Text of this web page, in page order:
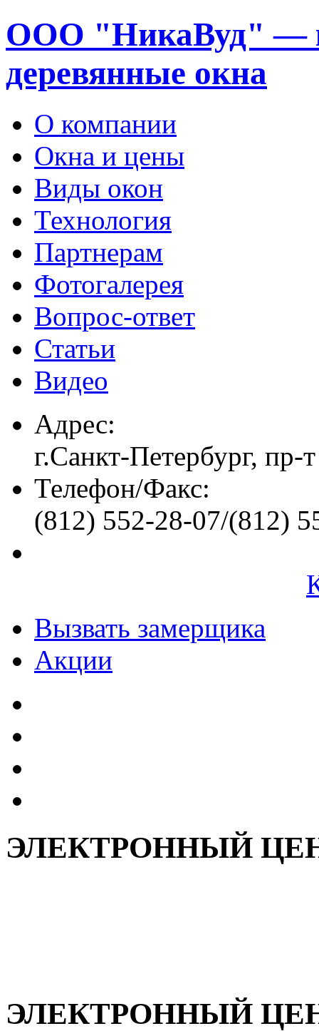
ООО "НикаВуд" —
деревянные окна
О компании
Окна и цены
Виды окон
Технология
Партнерам
Фотогалерея
Вопрос-ответ
Статьи
Видео
Адрес:
г.Санкт-Петербург, пр-
Телефон/Факс:
(812) 552-28-07/(812)
Вызвать замерщика
Акции
ЭЛЕКТРОННЫЙ
ЭЛЕКТРОННЫЙ